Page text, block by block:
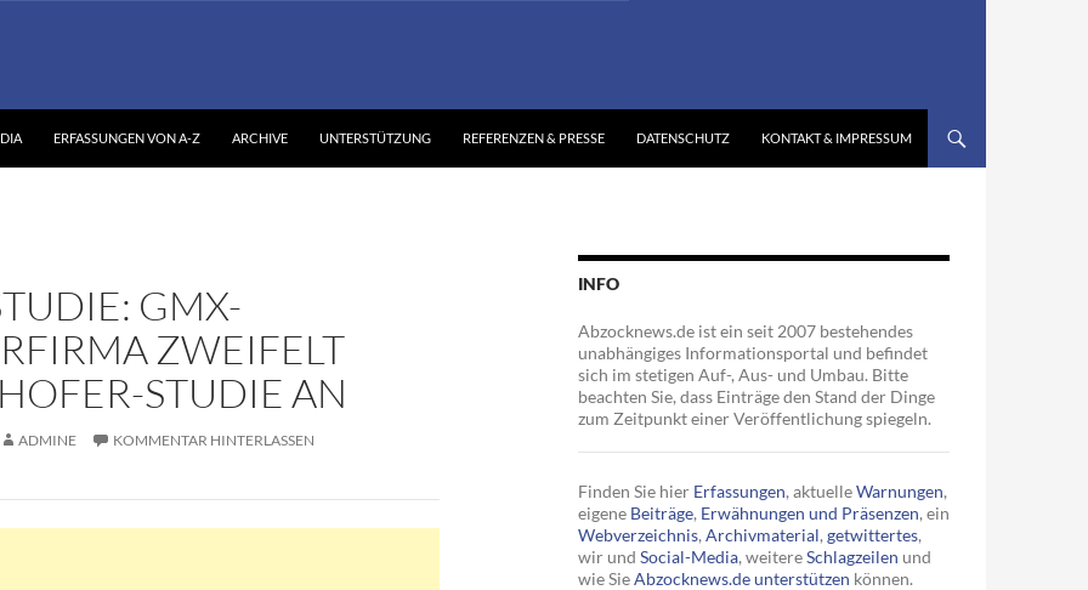
ERFASSUNGEN VON A-Z ARCHIVE UNTERSTÜTZUNG REFERENZEN & PRESSE DATENSCHUTZ KONTAKT & IMPRESSUM
GMX-
ZWEIFELT
STUDIE AN
ADMINE KOMMENTAR HINTERLASSEN
INFO
Abzocknews.de ist ein seit 2007 bestehendes
unabhängiges Informationsportal und befindet
sich im stetigen Auf-, Aus- und Umbau. Bitte
beachten Sie, dass Einträge den Stand der Dinge
zum Zeitpunkt einer Veröffentlichung spiegeln.
Finden Sie hier Erfassungen, aktuelleWarnungen,
eigene Beiträge, Erwähnungen und Präsenzen, ein
Webverzeichnis, Archivmaterial, getwittertes,
wir und Social-Media, weitereSchlagzeilen und
wie SieAbzocknews.de unterstützen können.